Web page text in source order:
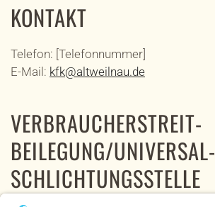
KONTAKT
Telefon: [Telefonnummer]
E-Mail: kfk@altweilnau.de
VERBRAUCHER­STREIT­
BEILEGUNG/UNIVERSAL­
SCHLICHTUNGS­STELLE